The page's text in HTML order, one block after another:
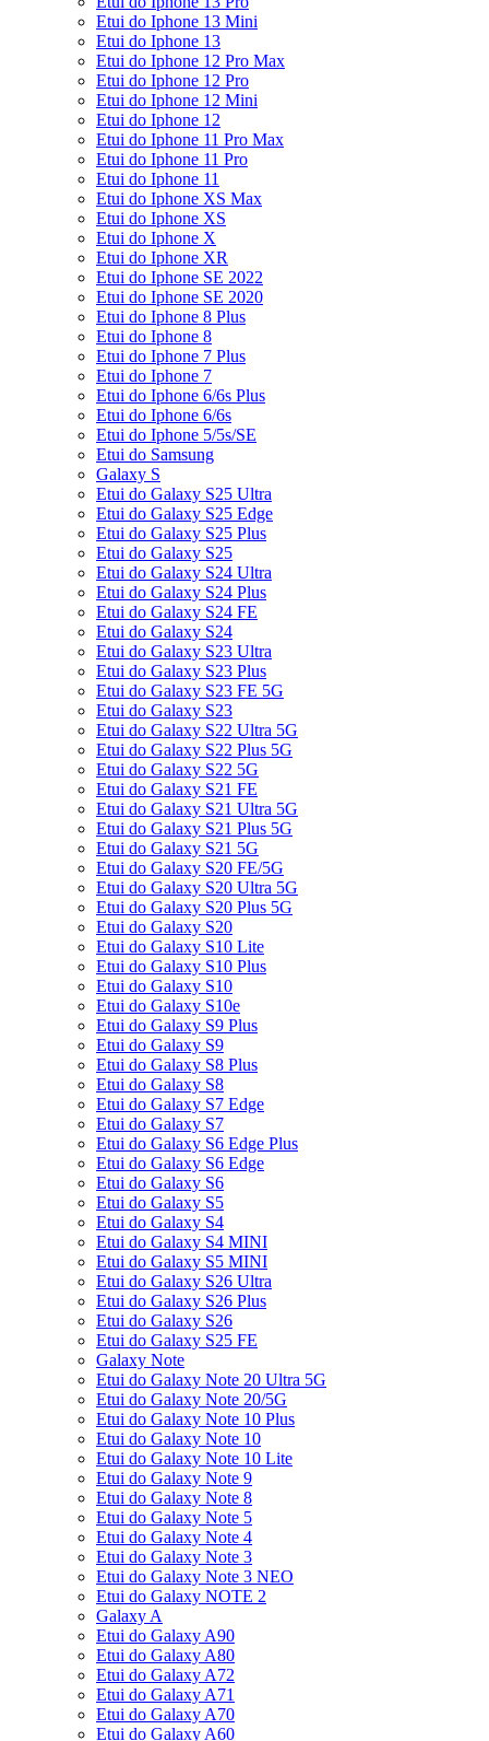
Etui do Iphone 13 Mini
Etui do Iphone 13
Etui do Iphone 12 Pro Max
Etui do Iphone 12 Pro
Etui do Iphone 12 Mini
Etui do Iphone 12
Etui do Iphone 11 Pro Max
Etui do Iphone 11 Pro
Etui do Iphone 11
Etui do Iphone XS Max
Etui do Iphone XS
Etui do Iphone X
Etui do Iphone XR
Etui do Iphone SE 2022
Etui do Iphone SE 2020
Etui do Iphone 8 Plus
Etui do Iphone 8
Etui do Iphone 7 Plus
Etui do Iphone 7
Etui do Iphone 6/6s Plus
Etui do Iphone 6/6s
Etui do Iphone 5/5s/SE
Etui do Samsung
Galaxy S
Etui do Galaxy S25 Ultra
Etui do Galaxy S25 Edge
Etui do Galaxy S25 Plus
Etui do Galaxy S25
Etui do Galaxy S24 Ultra
Etui do Galaxy S24 Plus
Etui do Galaxy S24 FE
Etui do Galaxy S24
Etui do Galaxy S23 Ultra
Etui do Galaxy S23 Plus
Etui do Galaxy S23 FE 5G
Etui do Galaxy S23
Etui do Galaxy S22 Ultra 5G
Etui do Galaxy S22 Plus 5G
Etui do Galaxy S22 5G
Etui do Galaxy S21 FE
Etui do Galaxy S21 Ultra 5G
Etui do Galaxy S21 Plus 5G
Etui do Galaxy S21 5G
Etui do Galaxy S20 FE/5G
Etui do Galaxy S20 Ultra 5G
Etui do Galaxy S20 Plus 5G
Etui do Galaxy S20
Etui do Galaxy S10 Lite
Etui do Galaxy S10 Plus
Etui do Galaxy S10
Etui do Galaxy S10e
Etui do Galaxy S9 Plus
Etui do Galaxy S9
Etui do Galaxy S8 Plus
Etui do Galaxy S8
Etui do Galaxy S7 Edge
Etui do Galaxy S7
Etui do Galaxy S6 Edge Plus
Etui do Galaxy S6 Edge
Etui do Galaxy S6
Etui do Galaxy S5
Etui do Galaxy S4
Etui do Galaxy S4 MINI
Etui do Galaxy S5 MINI
Etui do Galaxy S26 Ultra
Etui do Galaxy S26 Plus
Etui do Galaxy S26
Etui do Galaxy S25 FE
Galaxy Note
Etui do Galaxy Note 20 Ultra 5G
Etui do Galaxy Note 20/5G
Etui do Galaxy Note 10 Plus
Etui do Galaxy Note 10
Etui do Galaxy Note 10 Lite
Etui do Galaxy Note 9
Etui do Galaxy Note 8
Etui do Galaxy Note 5
Etui do Galaxy Note 4
Etui do Galaxy Note 3
Etui do Galaxy Note 3 NEO
Etui do Galaxy NOTE 2
Galaxy A
Etui do Galaxy A90
Etui do Galaxy A80
Etui do Galaxy A72
Etui do Galaxy A71
Etui do Galaxy A70
Etui do Galaxy A60